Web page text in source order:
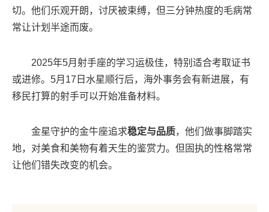
切。他们乐观开朗，讨厌被束缚，但三分钟热度的毛病常
常让计划半途而废。
2025年5月射手座的学习运极佳，特别适合考取证书
或进修。5月17日水星顺行后，海外事务会有新进展，有
移民打算的射手可以开始准备材料。
金星守护的金牛座追求稳定与品质，他们做事脚踏实
地，对美食和美物有着天生的鉴赏力。但固执的性格常常
让他们错失改变的机会。